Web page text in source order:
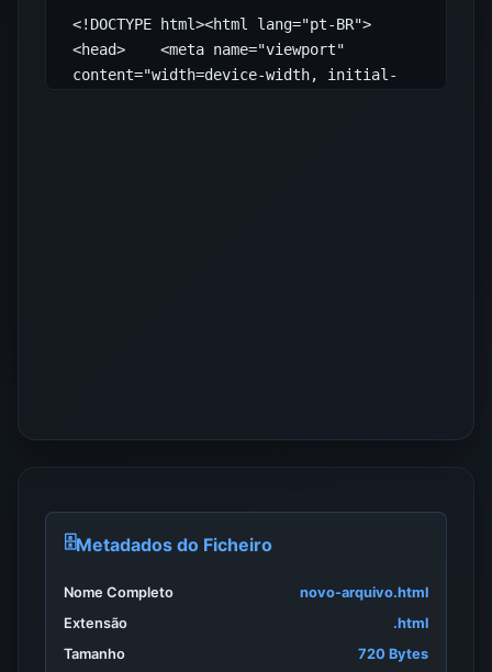
🗄️Metadados do Ficheiro
Nome Completo
novo-arquivo.html
Extensão
.html
Tamanho
720 Bytes